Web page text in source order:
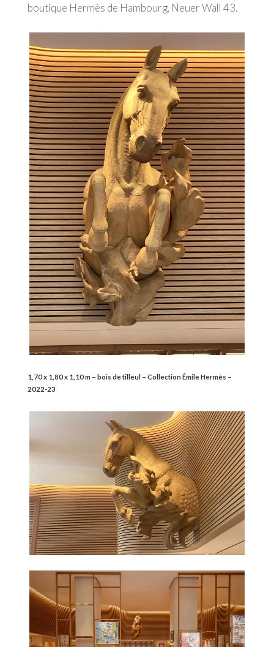
boutique Hermès de Hambourg, Neuer Wall 43.
1,70 x 1,80 x 1,10 m – bois de tilleul – Collection Émile Hermès –
2022-23